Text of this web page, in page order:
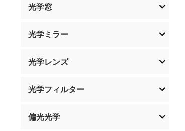
光学窓
光学ミラー
光学レンズ
光学フィルター
偏光光学